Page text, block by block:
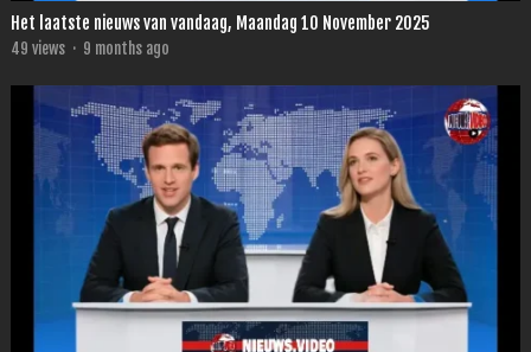
Het laatste nieuws van vandaag, Maandag 10 November 2025
49 views · 9 months ago